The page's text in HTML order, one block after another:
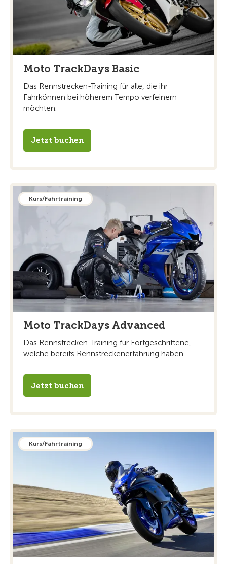
Moto TrackDays Basic
Das Rennstrecken-Training für alle, die ihr
Fahrkönnen bei höherem Tempo verfeinern
möchten.
Jetzt buchen
Kurs/Fahrtraining
Moto TrackDays Advanced
Das Rennstrecken-Training für Fortgeschrittene,
welche bereits Rennstreckenerfahrung haben.
Jetzt buchen
Kurs/Fahrtraining